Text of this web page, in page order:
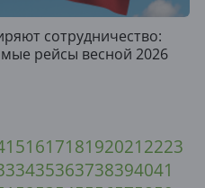
сотрудничество:
рейсы весной 2026
151617181920212223
3435363738394041